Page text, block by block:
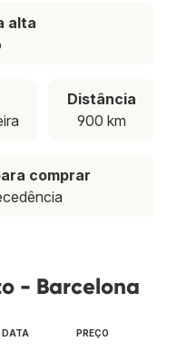
alta
Distância
900 km
comprar
- Barcelona
DATA PREÇO